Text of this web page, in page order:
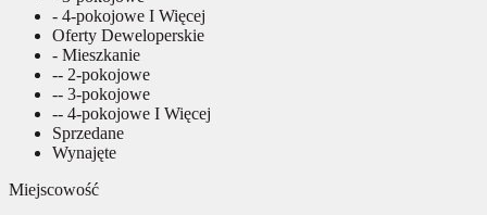
- 4-pokojowe I Więcej
Oferty Deweloperskie
- Mieszkanie
-- 2-pokojowe
-- 3-pokojowe
-- 4-pokojowe I Więcej
Sprzedane
Wynajęte
Miejscowość